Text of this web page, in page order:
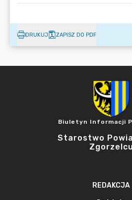
DRUKUJ ZAPISZ DO PDF
Biuletyn Informacji
Starostwo
Zgorzelcu
REDAKCJA